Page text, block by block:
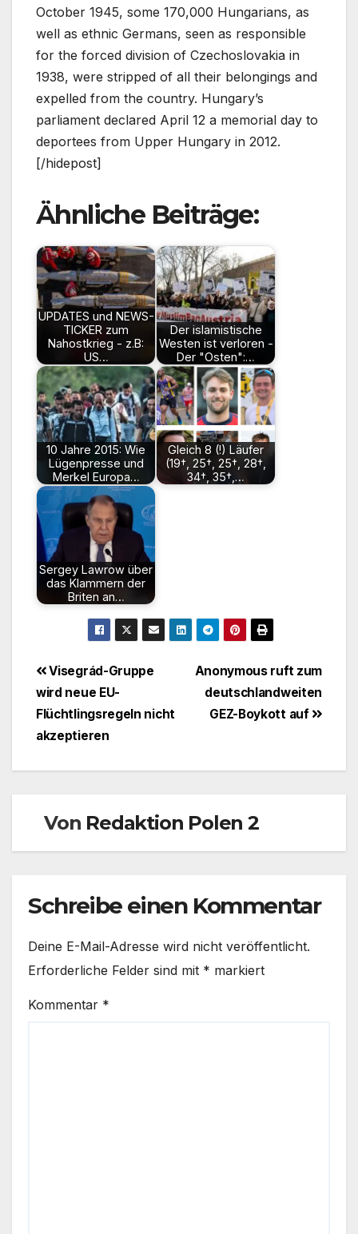
October 1945, some 170,000 Hungarians, as
well as ethnic Germans, seen as responsible
for the forced division of Czechoslovakia in
1938, were stripped of all their belongings and
expelled from the country. Hungary’s
parliament declared April 12 a memorial day to
deportees from Upper Hungary in 2012.
[/hidepost]
Ähnliche Beiträge:
UPDATES und NEWS-
TICKER zum
Nahostkrieg - z.B:
US…
Der islamistische
Westen ist verloren -
Der "Osten":…
10 Jahre 2015: Wie
Lügenpresse und
Merkel Europa…
Gleich 8 (!) Läufer
(19†, 25†, 25†, 28†,
34†, 35†,…
Sergey Lawrow über
das Klammern der
Briten an…
Beitragsnavigation
Anonymous ruft zum
deutschlandweiten
GEZ-Boykott auf
Visegrád-Gruppe
wird neue EU-
Flüchtlingsregeln nicht
akzeptieren
Von Redaktion Polen 2
Schreibe einen Kommentar
Deine E-Mail-Adresse wird nicht veröffentlicht.
Erforderliche Felder sind mit * markiert
Kommentar *